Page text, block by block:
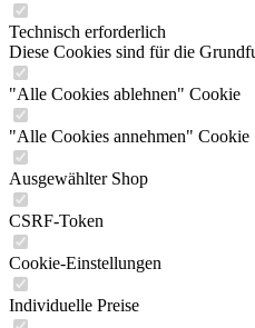
Technisch erforderlich
Diese Cookies sind für die
"Alle Cookies ablehnen" Cookie
"Alle Cookies annehmen" Cookie
Ausgewählter Shop
CSRF-Token
Cookie-Einstellungen
Individuelle Preise